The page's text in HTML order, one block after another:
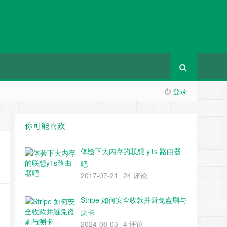
登录
你可能喜欢
体验下大内存的联想 y1s 路由器
吧
2017-07-21
24 评论
Stripe 如何安全收款并避免盗刷与
测卡
2024-08-03 4 评论